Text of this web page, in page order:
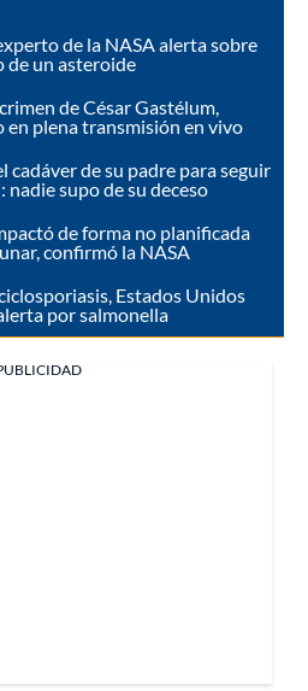
de la NASA alerta sobre
de un asteroide
de César Gastélum,
en plena transmisión en vivo
cadáver de su padre para seguir
supo de su deceso
de forma no planificada
confirmó la NASA
Estados Unidos
por salmonella